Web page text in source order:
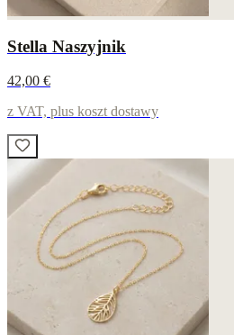
Stella Naszyjnik
42,00 €
z VAT, plus koszt dostawy